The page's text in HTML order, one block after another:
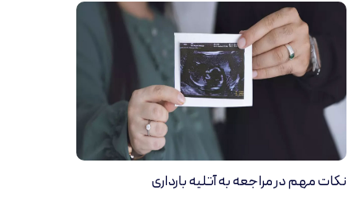
نکات مهم در مراجعه به آتلیه بارداری